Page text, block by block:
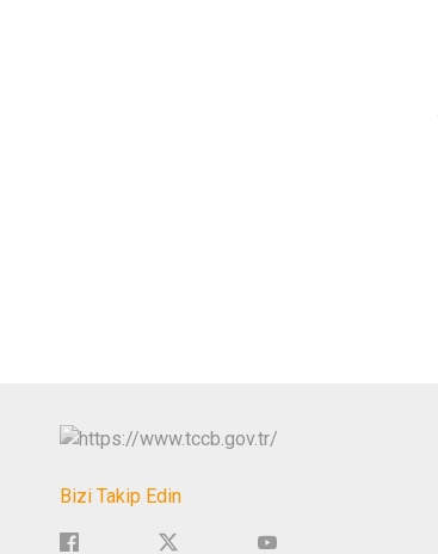
Bizi Takip Edin